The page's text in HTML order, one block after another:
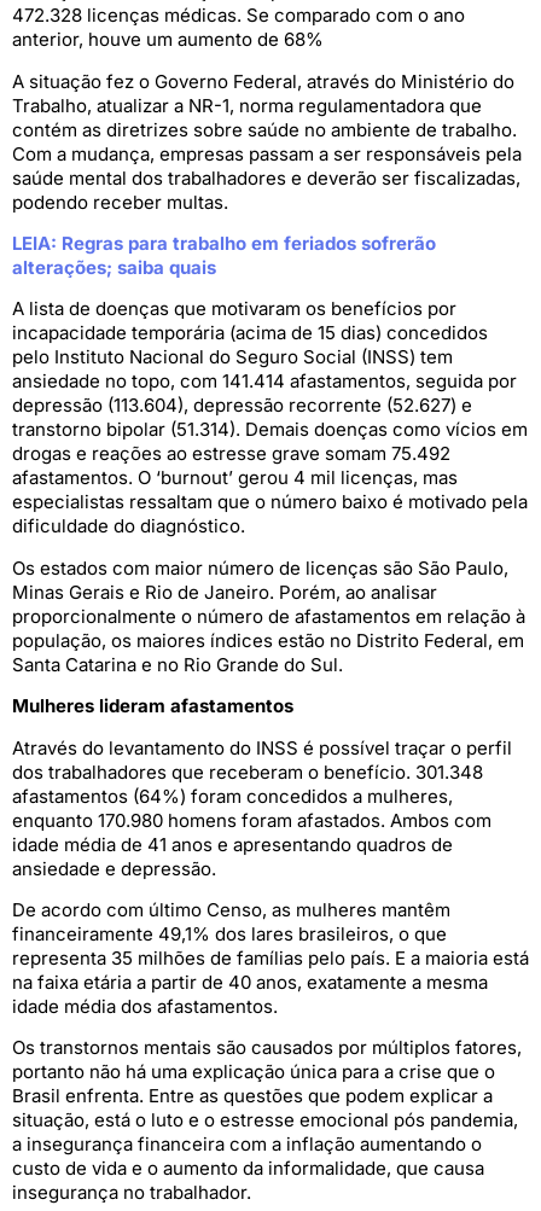
472.328 licenças médicas. Se comparado com o ano
anterior, houve um aumento de 68%
A situação fez o Governo Federal, através do Ministério do
Trabalho, atualizar a NR-1, norma regulamentadora que
contém as diretrizes sobre saúde no ambiente de trabalho.
Com a mudança, empresas passam a ser responsáveis pela
saúde mental dos trabalhadores e deverão ser fiscalizadas,
podendo receber multas.
LEIA: Regras para trabalho em feriados sofrerão
alterações; saiba quais
A lista de doenças que motivaram os benefícios por
incapacidade temporária (acima de 15 dias) concedidos
pelo Instituto Nacional do Seguro Social (INSS) tem
ansiedade no topo, com 141.414 afastamentos, seguida por
depressão (113.604), depressão recorrente (52.627) e
transtorno bipolar (51.314). Demais doenças como vícios em
drogas e reações ao estresse grave somam 75.492
afastamentos. O ‘burnout’ gerou 4 mil licenças, mas
especialistas ressaltam que o número baixo é motivado pela
dificuldade do diagnóstico.
Os estados com maior número de licenças são São Paulo,
Minas Gerais e Rio de Janeiro. Porém, ao analisar
proporcionalmente o número de afastamentos em relação à
população, os maiores índices estão no Distrito Federal, em
Santa Catarina e no Rio Grande do Sul.
Mulheres lideram afastamentos
Através do levantamento do INSS é possível traçar o perfil
dos trabalhadores que receberam o benefício. 301.348
afastamentos (64%) foram concedidos a mulheres,
enquanto 170.980 homens foram afastados. Ambos com
idade média de 41 anos e apresentando quadros de
ansiedade e depressão.
De acordo com último Censo, as mulheres mantêm
financeiramente 49,1% dos lares brasileiros, o que
representa 35 milhões de famílias pelo país. E a maioria está
na faixa etária a partir de 40 anos, exatamente a mesma
idade média dos afastamentos.
Os transtornos mentais são causados por múltiplos fatores,
portanto não há uma explicação única para a crise que o
Brasil enfrenta. Entre as questões que podem explicar a
situação, está o luto e o estresse emocional pós pandemia,
a insegurança financeira com a inflação aumentando o
custo de vida e o aumento da informalidade, que causa
insegurança no trabalhador.